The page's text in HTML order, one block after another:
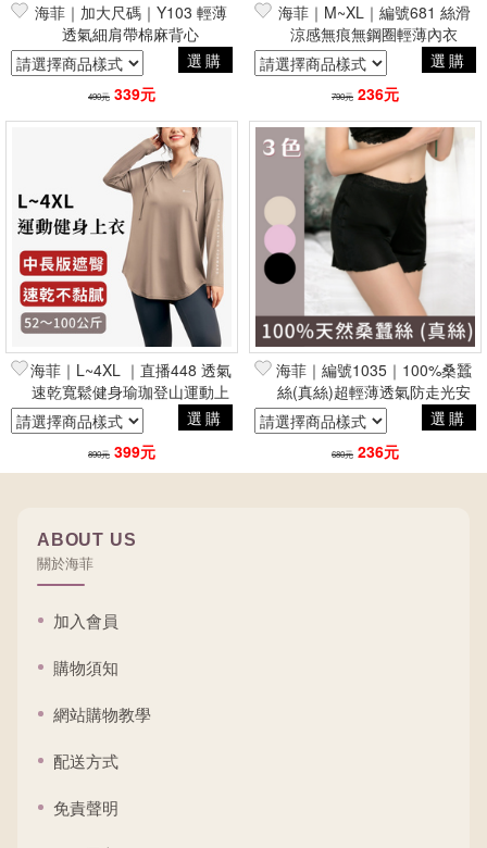
海菲｜加大尺碼｜Y103 輕薄
透氣細肩帶棉麻背心
選購
490元 339元
海菲｜M~XL｜編號681 絲滑
涼感無痕無鋼圈輕薄內衣
選購
790元 236元
海菲｜L~4XL ｜直播448 透氣
速乾寬鬆健身瑜珈登山運動上
衣★促銷★
選購
890元 399元
海菲｜編號1035｜100%桑蠶
絲(真絲)超輕薄透氣防走光安
全褲
選購
680元 236元